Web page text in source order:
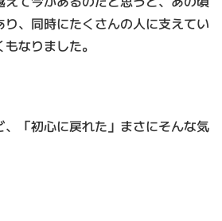
、同時にたくさんの人に支えてい
なりました。
「初心に戻れた」まさにそんな気